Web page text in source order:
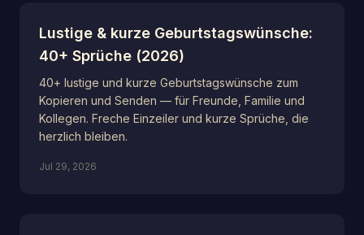
Lustige & kurze Geburtstagswünsche:
40+ Sprüche (2026)
40+ lustige und kurze Geburtstagswünsche zum
Kopieren und Senden — für Freunde, Familie und
Kollegen. Freche Einzeiler und kurze Sprüche, die
herzlich bleiben.
Jul 29, 2026